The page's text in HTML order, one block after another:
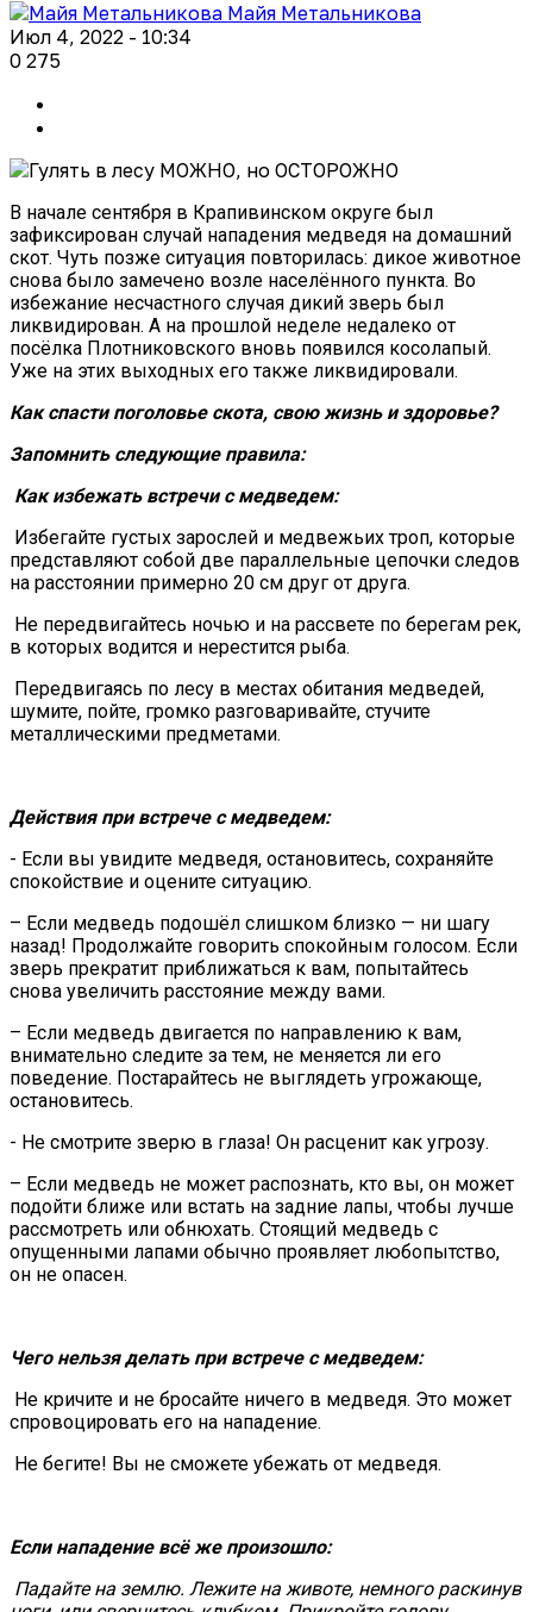
Майя Метальникова
Июл 4, 2022 - 10:34
0 275
В начале сентября в Крапивинском округе был
зафиксирован случай нападения медведя на домашний
скот. Чуть позже ситуация повторилась: дикое животное
снова было замечено возле населённого пункта. Во
избежание несчастного случая дикий зверь был
ликвидирован. А на прошлой неделе недалеко от
посёлка Плотниковского вновь появился косолапый.
Уже на этих выходных его также ликвидировали.
Как спасти поголовье скота, свою жизнь и здоровье?
Запомнить следующие правила:
Как избежать встречи с медведем:
Избегайте густых зарослей и медвежьих троп, которые
представляют собой две параллельные цепочки следов
на расстоянии примерно 20 см друг от друга.
Не передвигайтесь ночью и на рассвете по берегам рек,
в которых водится и нерестится рыба.
Передвигаясь по лесу в местах обитания медведей,
шумите, пойте, громко разговаривайте, стучите
металлическими предметами.
Действия при встрече с медведем:
- Если вы увидите медведя, остановитесь, сохраняйте
спокойствие и оцените ситуацию.
– Если медведь подошёл слишком близко — ни шагу
назад! Продолжайте говорить спокойным голосом. Если
зверь прекратит приближаться к вам, попытайтесь
снова увеличить расстояние между вами.
– Если медведь двигается по направлению к вам,
внимательно следите за тем, не меняется ли его
поведение. Постарайтесь не выглядеть угрожающе,
остановитесь.
- Не смотрите зверю в глаза! Он расценит как угрозу.
– Если медведь не может распознать, кто вы, он может
подойти ближе или встать на задние лапы, чтобы лучше
рассмотреть или обнюхать. Стоящий медведь с
опущенными лапами обычно проявляет любопытство,
он не опасен.
Чего нельзя делать при встрече с медведем:
Не кричите и не бросайте ничего в медведя. Это может
спровоцировать его на нападение.
Не бегите! Вы не сможете убежать от медведя.
Если нападение всё же произошло:
Падайте на землю. Лежите на животе, немного раскинув